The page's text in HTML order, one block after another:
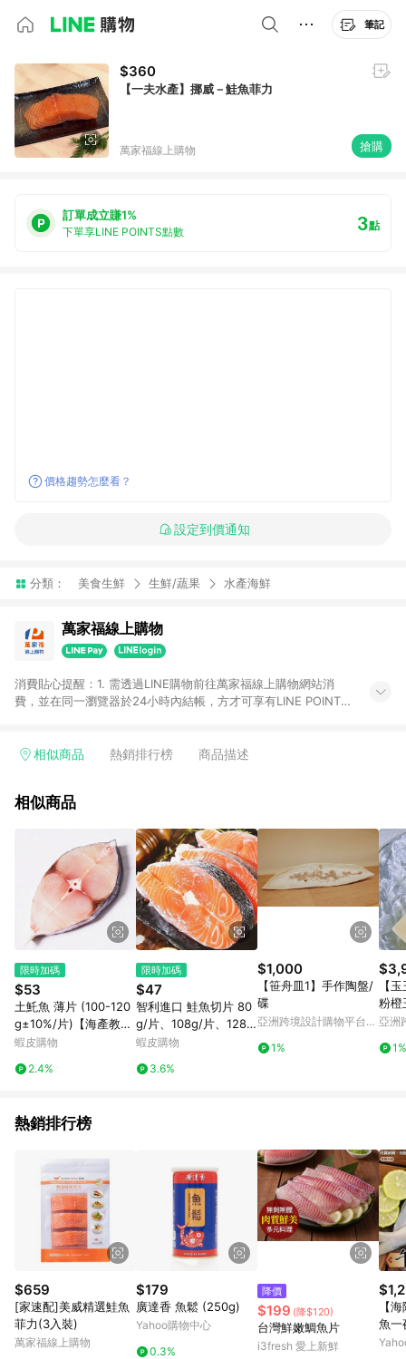
筆記
$360
【一夫水產】挪威－鮭魚菲力
萬家福線上購物 搶購
訂單成立賺1%
下單享LINE POINTS點數 3點
價格趨勢怎麼看？
設定到價通知
分類： 美食生鮮 生鮮/蔬果 水產海鮮
萬家福線上購物
消費貼心提醒：1. 需透過LINE購物前往萬家福線上購物網站消
費，並在同一瀏覽器於24小時內結帳，方才可享有LINE POINTS
4. 不具回饋資格種類商品：電子禮券。 5. 回饋點數計算將排除訂
錄，相關問題請於保留時間內聯絡客服中心，並由康達盛通生活
提供簡單、快速、輕鬆的購物流程及體驗，將不定期推出精選、
話題性或期間限定商品來滿足您的喜好。
相似商品 熱銷排行榜 商品描述
相似商品
限時加碼
$53
土魠魚 薄片 (100-120
g±10%/片)【海產教
父】
蝦皮購物
2.4%
限時加碼
$47
智利進口 鮭魚切片 80
g/片、108g/片、128
g/片、156g/片【甲上
蝦皮購物
3.6%
$1,000
【笹舟皿1】手作陶盤/
碟
亞洲跨境設計購物平台
1%
【
粉橙
章系
亞洲
1%
熱銷排行榜
$659
[家速配]美威精選鮭魚
菲力(3入裝)
萬家福線上購物
$179
廣達香 魚鬆 (250g)
Yahoo購物中心
0.3%
降價
$199 (降$120)
台灣鮮嫩鯛魚片
i3fresh 愛上新鮮
【
魚一
-